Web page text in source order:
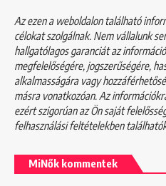
Az ezen a weboldalon található
célokat szolgálnak. Nem vállalunk
hallgatólagos garanciát az
megfelelőségére, jogszerűségére,
alkalmasságára vagy
másra vonatkozóan. Az
ezért szigorúan az Ön saját
felhasználási feltételekben
MiNők kommentek